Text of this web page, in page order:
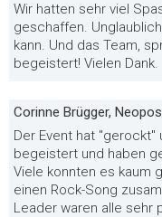
Wir hatten sehr viel
geschaffen.
kann. Und das Team,
begeistert! Vielen Dank.
Corinne Brügger,
Der Event hat "gerockt"
begeistert und haben
Viele konnten es kaum
einen Rock-Song
Leader waren alle sehr